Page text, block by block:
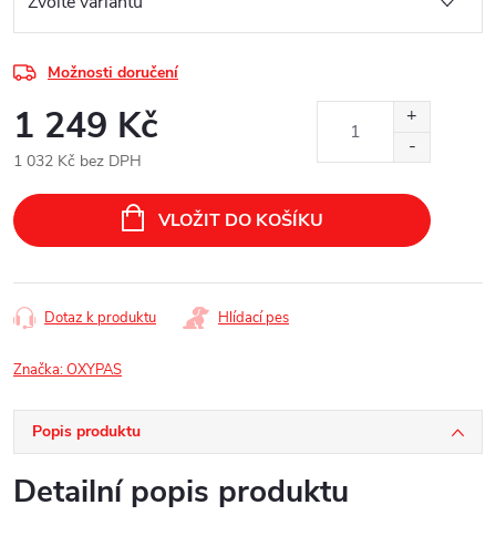
Možnosti doručení
1 249 Kč
1 032 Kč bez DPH
cena:
VLOŽIT DO KOŠÍKU
Dotaz k produktu Hlídací pes
Značka:OXYPAS
Popis produktu
Detailní popis produktu